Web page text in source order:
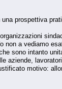
prospettiva
a vediamo
sono intanto
aziende,
motivo: